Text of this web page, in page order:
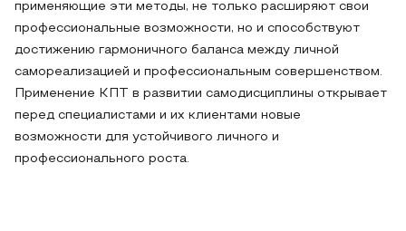
применяющие эти методы, не только расширяют свои
профессиональные возможности, но и способствуют
достижению гармоничного баланса между личной
самореализацией и профессиональным совершенством.
Применение КПТ в развитии самодисциплины открывает
перед специалистами и их клиентами новые
возможности для устойчивого личного и
профессионального роста.